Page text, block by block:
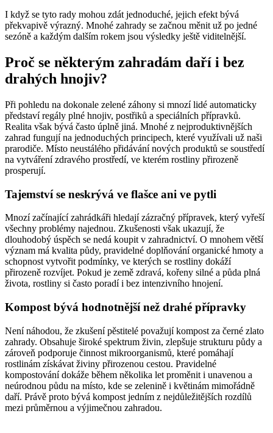
I když se tyto rady mohou zdát jednoduché, jejich efekt bývá
překvapivě výrazný. Mnohé zahrady se začnou měnit už po jedné
sezóně a každým dalším rokem jsou výsledky ještě viditelnější.
Proč se některým zahradám daří i bez
drahých hnojiv?
Při pohledu na dokonale zelené záhony si mnozí lidé automaticky
představí regály plné hnojiv, postřiků a speciálních přípravků.
Realita však bývá často úplně jiná. Mnohé z nejproduktivnějších
zahrad fungují na jednoduchých principech, které využívali už naši
prarodiče. Místo neustálého přidávání nových produktů se soustředí
na vytváření zdravého prostředí, ve kterém rostliny přirozeně
prosperují.
Tajemství se neskrývá ve flašce ani ve pytli
Mnozí začínající zahrádkáři hledají zázračný přípravek, který vyřeší
všechny problémy najednou. Zkušenosti však ukazují, že
dlouhodobý úspěch se nedá koupit v zahradnictví. O mnohem větší
význam má kvalita půdy, pravidelné doplňování organické hmoty a
schopnost vytvořit podmínky, ve kterých se rostliny dokáží
přirozeně rozvíjet. Pokud je země zdravá, kořeny silné a půda plná
života, rostliny si často poradí i bez intenzivního hnojení.
Kompost bývá hodnotnější než drahé přípravky
Není náhodou, že zkušení pěstitelé považují kompost za černé zlato
zahrady. Obsahuje široké spektrum živin, zlepšuje strukturu půdy a
zároveň podporuje činnost mikroorganismů, které pomáhají
rostlinám získávat živiny přirozenou cestou. Pravidelné
kompostování dokáže během několika let proměnit i unavenou a
neúrodnou půdu na místo, kde se zelenině i květinám mimořádně
daří. Právě proto bývá kompost jedním z nejdůležitějších rozdílů
mezi průměrnou a výjimečnou zahradou.